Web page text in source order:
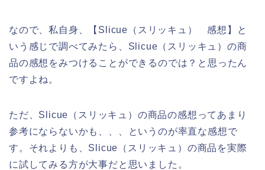
なので、私自身、【Slicue（スリッキュ） 感想】と
いう感じで調べてみたら、Slicue（スリッキュ）の商
品の感想をみつけることができるのでは？と思ったん
ですよね。
ただ、Slicue（スリッキュ）の商品の感想ってあまり
参考にならないかも、、、というのが率直な感想で
す。それよりも、Slicue（スリッキュ）の商品を実際
に試してみる方が大事だと思いました。